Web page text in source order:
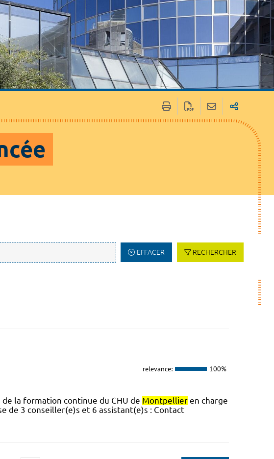
EFFACER RECHERCHER
relevance: 100%
la formation continue du CHU de Montpellieren charge
de 3 conseiller(e)s et 6 assistant(e)s : Contact